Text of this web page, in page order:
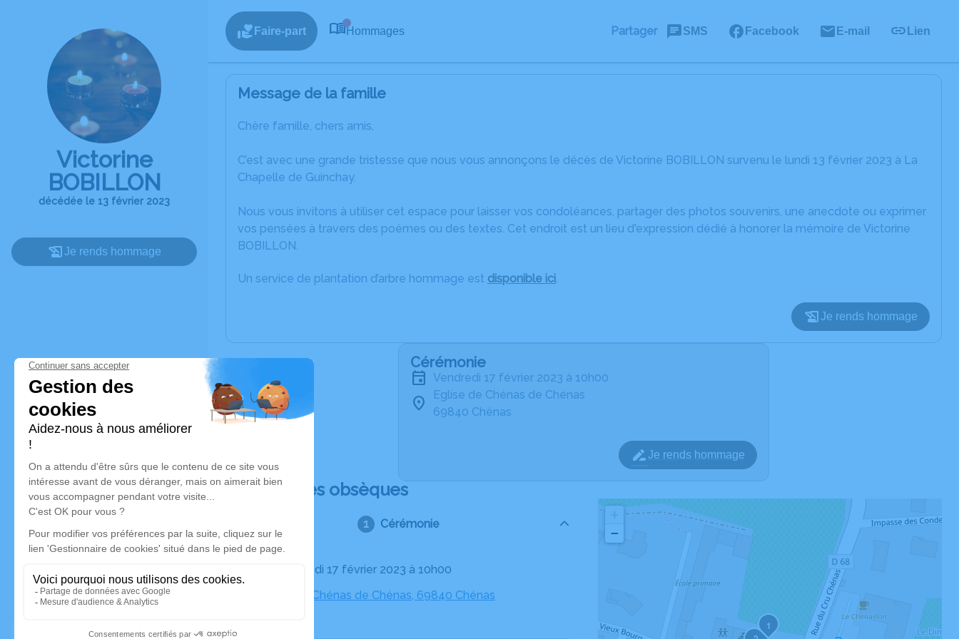
Victorine
BOBILLON
décédée le 13 février 2023
Je rends hommage
Faire-part Hommages Partager SMS Facebook E-mail Lien
Message de la famille
Chère famille, chers amis,
C’est avec une grande tristesse que nous vous annonçons le décès de Victorine BOBILLON survenu le lundi 13 février 2023 à La
Chapelle de Guinchay.
Nous vous invitons à utiliser cet espace pour laisser vos condoléances, partager des photos souvenirs, une anecdote ou exprimer
vos pensées à travers des poèmes ou des textes. Cet endroit est un lieu d'expression dédié à honorer la mémoire de Victorine
BOBILLON.
Un service de plantation d’arbre hommage est disponible ici.
Je rends hommage
Cérémonie
vendredi 17 février 2023 à 10h00
Eglise de Chénas de Chénas
69840 Chénas
Je rends hommage
Déroulé des obsèques
Cérémonie
Le vendredi 17 février 2023 à 10h00
Eglise de Chénas de Chénas, 69840 Chénas
1
−